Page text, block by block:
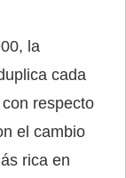
la
cada
respecto
el cambio
rica en